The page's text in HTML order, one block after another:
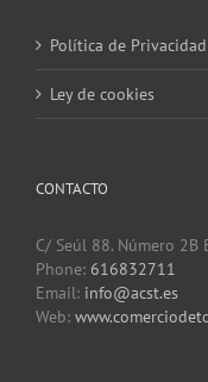
Política de Privacidad
Ley de cookies
CONTACTO
C/ Seúl 88. Número 2B
Phone: 616832711
Email: info@acst.es
Web: